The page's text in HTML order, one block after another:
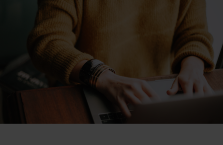
Prenumerera